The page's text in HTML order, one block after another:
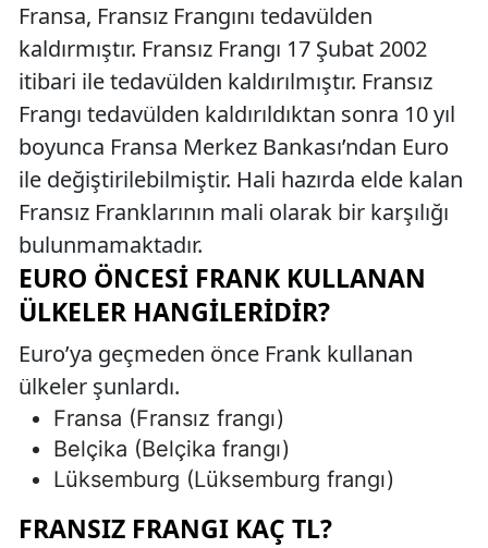
Fransa, Fransız Frangını tedavülden
kaldırmıştır. Fransız Frangı 17 Şubat 2002
itibari ile tedavülden kaldırılmıştır. Fransız
Frangı tedavülden kaldırıldıktan sonra 10 yıl
boyunca Fransa Merkez Bankası’ndan Euro
ile değiştirilebilmiştir. Hali hazırda elde kalan
Fransız Franklarının mali olarak bir karşılığı
bulunmamaktadır.
EURO ÖNCESI FRANK KULLANAN
ÜLKELER HANGILERIDIR?
Euro’ya geçmeden önce Frank kullanan
ülkeler şunlardı.
Fransa (Fransız frangı)
Belçika (Belçika frangı)
Lüksemburg (Lüksemburg frangı)
FRANSIZ FRANGI KAÇ TL?